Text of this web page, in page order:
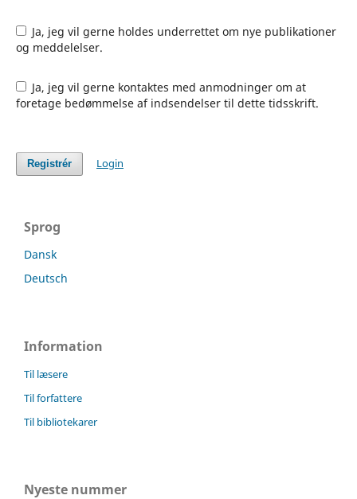
og meddelelser.
foretage bedømmelse af indsendelser til dette tidsskrift.
Registrér Login
Sprog
Dansk
Deutsch
Information
Til læsere
Til forfattere
Til bibliotekarer
Nyeste nummer